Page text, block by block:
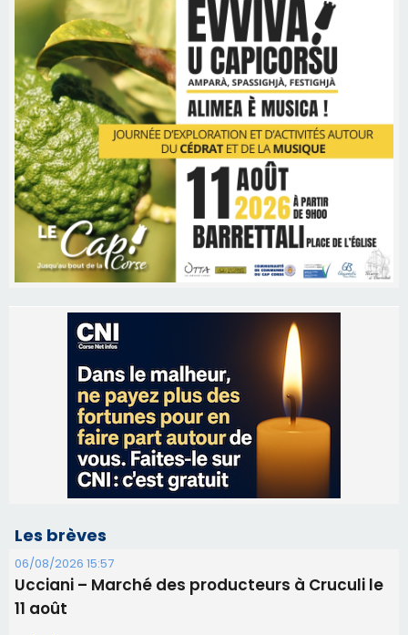
Les brèves
06/08/2026 15:57
Ucciani – Marché des producteurs à Cruculi le
11 août